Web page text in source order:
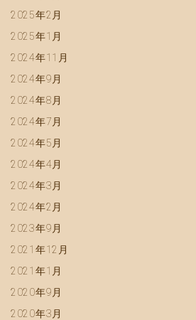
2025年2月
2025年1月
2024年11月
2024年9月
2024年8月
2024年7月
2024年5月
2024年4月
2024年3月
2024年2月
2023年9月
2021年12月
2021年1月
2020年9月
2020年3月